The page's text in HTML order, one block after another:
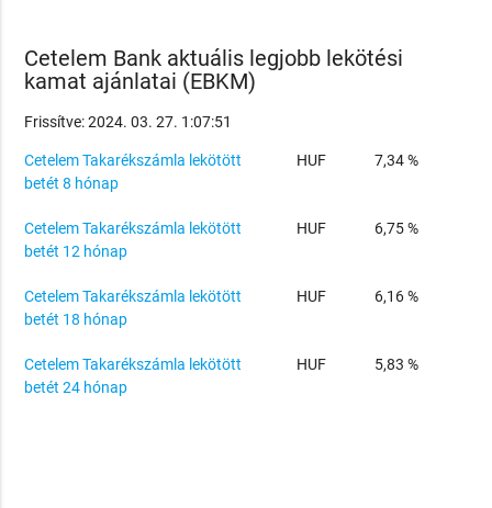
Cetelem Bank aktuális legjobb lekötési
kamat ajánlatai (EBKM)
Frissítve: 2024. 03. 27. 1:07:51
Cetelem Takarékszámla lekötött
betét 8 hónap
HUF 7,34 %
Cetelem Takarékszámla lekötött
betét 12 hónap
HUF 6,75 %
Cetelem Takarékszámla lekötött
betét 18 hónap
HUF 6,16 %
Cetelem Takarékszámla lekötött
betét 24 hónap
HUF 5,83 %